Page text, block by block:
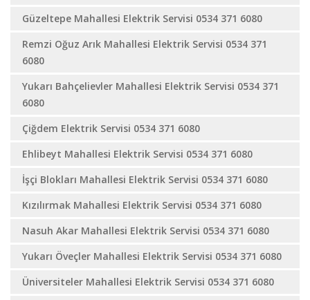
Güzeltepe Mahallesi Elektrik Servisi 0534 371 6080
Remzi Oğuz Arık Mahallesi Elektrik Servisi 0534 371
6080
Yukarı Bahçelievler Mahallesi Elektrik Servisi 0534 371
6080
Çiğdem Elektrik Servisi 0534 371 6080
Ehlibeyt Mahallesi Elektrik Servisi 0534 371 6080
İşçi Blokları Mahallesi Elektrik Servisi 0534 371 6080
Kızılırmak Mahallesi Elektrik Servisi 0534 371 6080
Nasuh Akar Mahallesi Elektrik Servisi 0534 371 6080
Yukarı Öveçler Mahallesi Elektrik Servisi 0534 371 6080
Üniversiteler Mahallesi Elektrik Servisi 0534 371 6080